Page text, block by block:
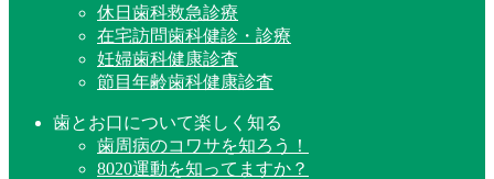
休日歯科救急診療
在宅訪問歯科健診・診療
妊婦歯科健康診査
節目年齢歯科健康診査
歯とお口について楽しく知る
歯周病のコワサを知ろう！
8020運動を知ってますか？